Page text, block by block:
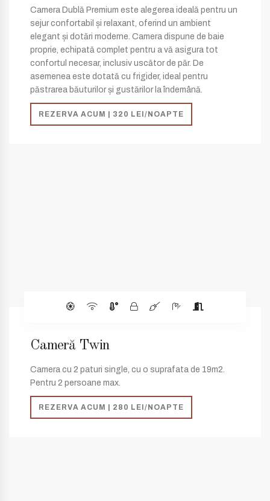
Camera Dublă Premium este alegerea ideală pentru un
sejur confortabil și relaxant, oferind un ambient
elegant și dotări moderne. Camera dispune de baie
proprie, echipată complet pentru a vă asigura tot
confortul necesar, inclusiv uscător de păr. De
asemenea este dotată cu frigider, ideal pentru
păstrarea băuturilor și gustărilor la îndemână.
REZERVA ACUM | 320 LEI/NOAPTE
Cameră Twin
Camera cu 2 paturi single, cu o suprafata de 19m2.
Pentru 2 persoane max.
REZERVA ACUM | 280 LEI/NOAPTE